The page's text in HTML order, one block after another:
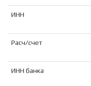
ИНН
Расч/счет
ИНН банка